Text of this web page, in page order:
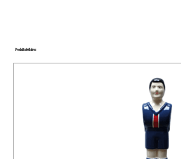
Produits similaires